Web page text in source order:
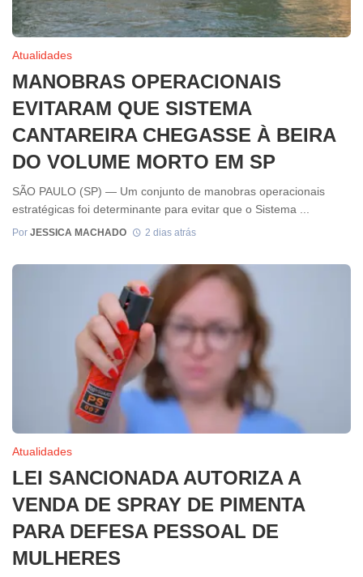
Atualidades
MANOBRAS OPERACIONAIS
EVITARAM QUE SISTEMA
CANTAREIRA CHEGASSE À BEIRA
DO VOLUME MORTO EM SP
SÃO PAULO (SP) — Um conjunto de manobras operacionais
estratégicas foi determinante para evitar que o Sistema ...
Por JESSICA MACHADO 2 dias atrás
Atualidades
LEI SANCIONADA AUTORIZA A
VENDA DE SPRAY DE PIMENTA
PARA DEFESA PESSOAL DE
MULHERES